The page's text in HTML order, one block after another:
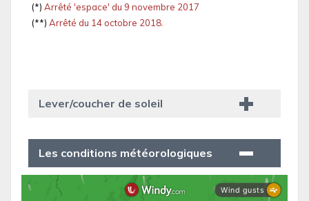
(*) Arrêté 'espace' du 9 novembre 2017
(**) Arrêté du 14 octobre 2018.
Lever/coucher de soleil
Les conditions météorologiques